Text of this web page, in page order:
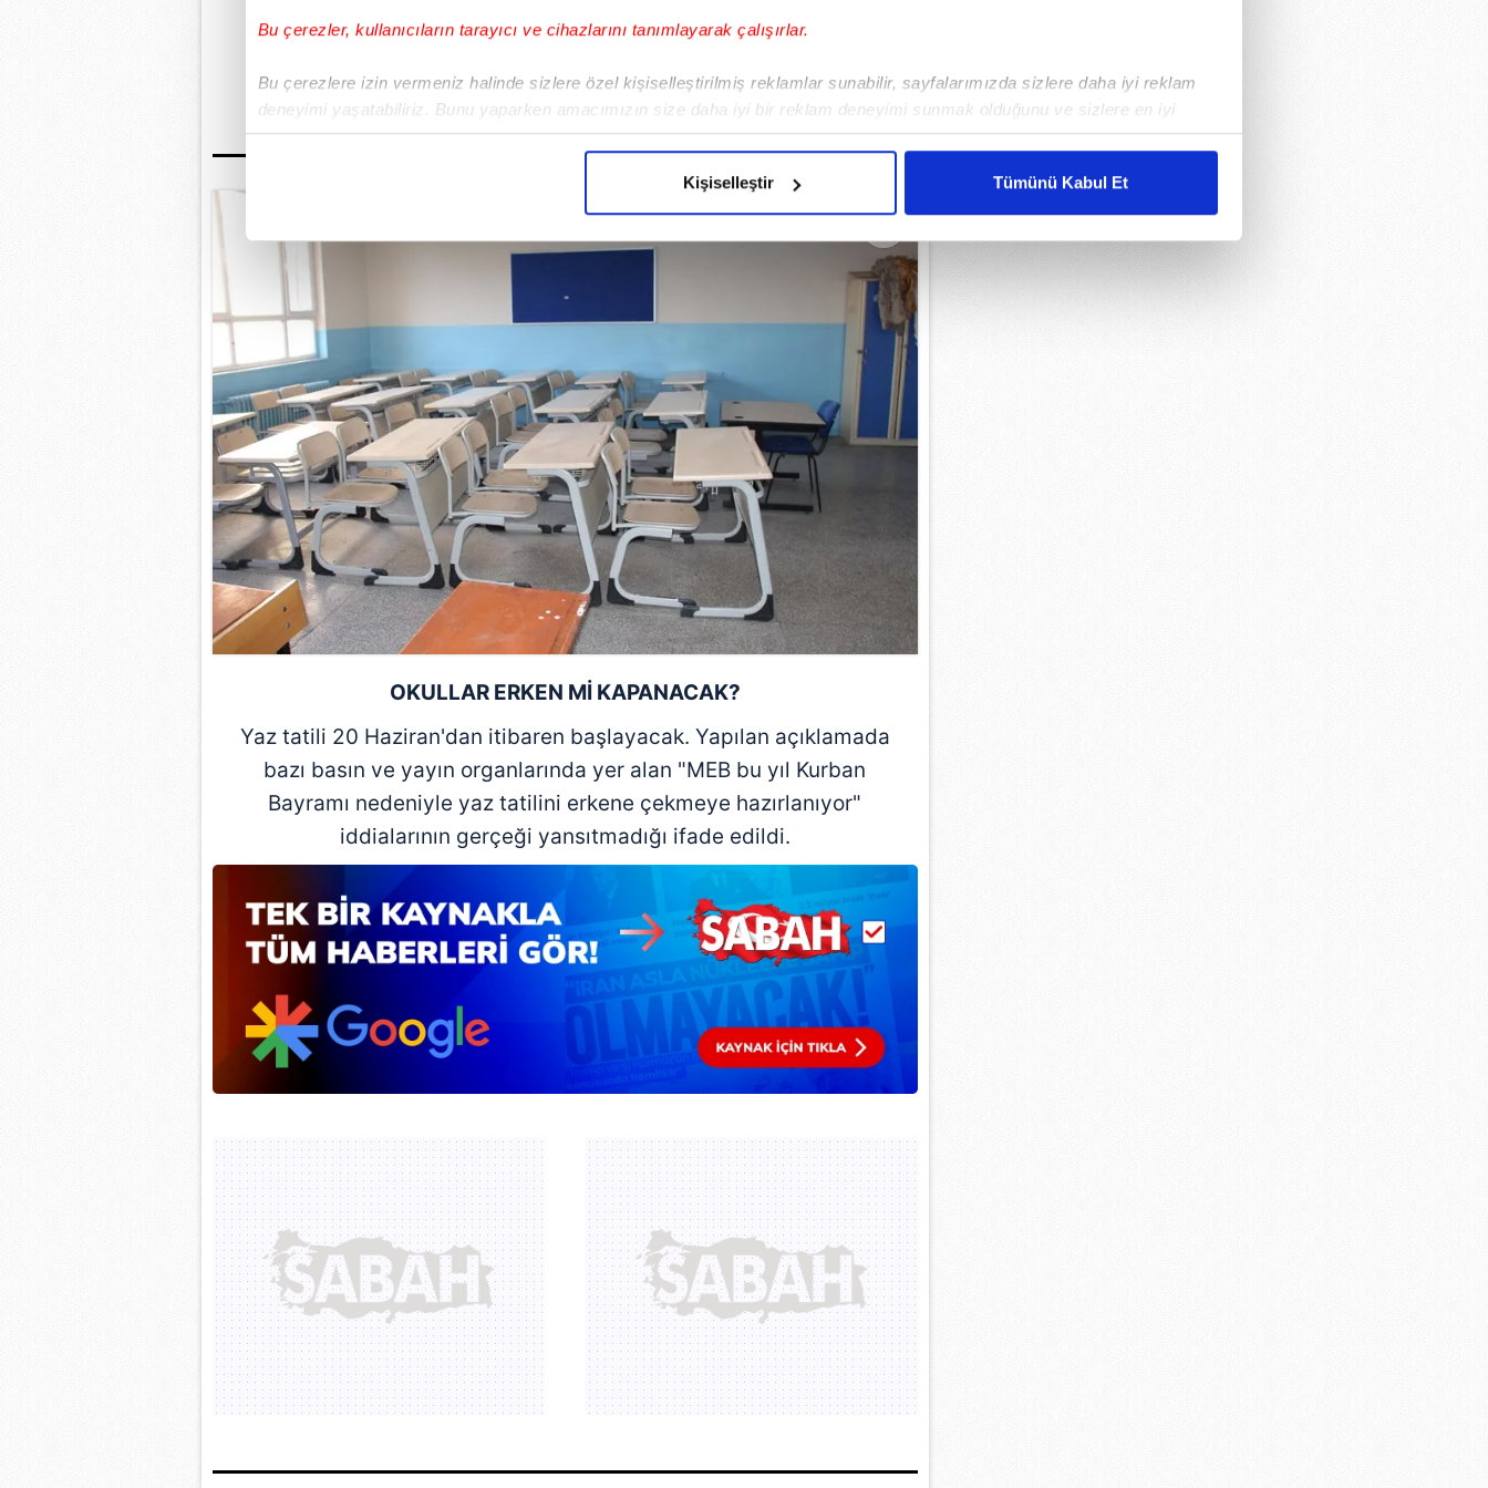
Bu çerezler, kullanıcıların tarayıcı ve cihazlarını tanımlayarak çalışırlar.
Bu çerezlere izin vermeniz halinde sizlere özel kişiselleştirilmiş reklamlar sunabilir, sayfalarımızda sizlere daha iyi reklam
deneyimi yaşatabiliriz. Bunu yaparken amacımızın size daha iyi bir reklam deneyimi sunmak olduğunu ve sizlere en iyi
içerikleri sunabilmek adına elimizden gelen çabayı gösterdiğimizi ve bu noktada, reklamların maliyetlerimizi karşılamak
Her halükârda, kullanıcılar, bu çerezlere izin vermedikleri takdirde, kullanıcılara hedefli reklamlar gösterilmeyecektir."
Sizlere daha iyi bir hizmet sunabilmek için İnternet Sitemizde kendimize ve üçüncü kişilere ait çerezler kullanılmaktadır. Bu
çerezler vasıtasıyla çeşitli kişisel verileriniz işlenmekte olup gerekli olan çerezler bilgi toplumu hizmetlerinin sunulması
amacıyla kullanılmaktadır. Diğer çerezler, sitemizin daha işlevsel kılınması ve kişiselleştirilmesi ve sizlere yönelik
reklam/pazarlama faaliyetlerinin yapılması, amaçlarıyla sınırlı olarak açık rızanız dahilinde kullanılacaktır.
Çerezlere ilişkin tercihlerinizi aşağıda yer alan panel vasıtasıyla belirleyebilirsiniz. Çerezlere ilişkin detaylı bilgi için Ayarlar
butonuna tıklayabilir,
Çerez Bilgilendirme Metnimiziziyaret edebilirsiniz.
6698 sayılı Kişisel Verilerin Korunması Kanunu uyarınca hazırlanmış Aydınlatma Metnimizi okumak ve sitemizde ilgili
mevzuata uygun olarak kullanılan çerezlerle ilgili bilgi almak için lütfentıklayınız
Kişiselleştir Tümünü Kabul Et
GÜNÜN EN ÖNEMLİ MANŞETLERİ İÇİN TIKLAYIN
OKULLAR ERKEN Mİ KAPANACAK?
Yaz tatili 20 Haziran'dan itibaren başlayacak. Yapılan açıklamada
bazı basın ve yayın organlarında yer alan "MEB bu yıl Kurban
Bayramı nedeniyle yaz tatilini erkene çekmeye hazırlanıyor"
iddialarının gerçeği yansıtmadığı ifade edildi.